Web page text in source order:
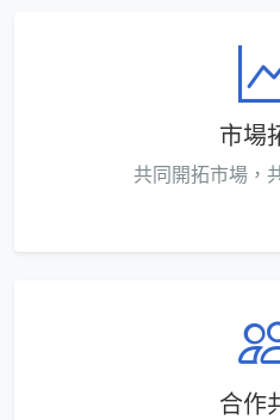
市場
共同開拓市場，
合作